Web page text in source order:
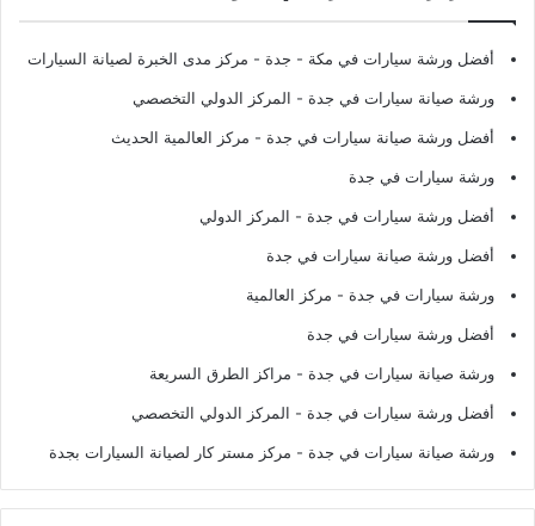
أفضل ورشة سيارات في مكة - جدة - مركز مدى الخبرة لصيانة السيارات
ورشة صيانة سيارات في جدة - المركز الدولي التخصصي
أفضل ورشة صيانة سيارات في جدة - مركز العالمية الحديث
ورشة سيارات في جدة
أفضل ورشة سيارات في جدة - المركز الدولي
أفضل ورشة صيانة سيارات في جدة
ورشة سيارات في جدة - مركز العالمية
أفضل ورشة سيارات في جدة
ورشة صيانة سيارات في جدة - مراكز الطرق السريعة
أفضل ورشة سيارات في جدة - المركز الدولي التخصصي
ورشة صيانة سيارات في جدة - مركز مستر كار لصيانة السيارات بجدة